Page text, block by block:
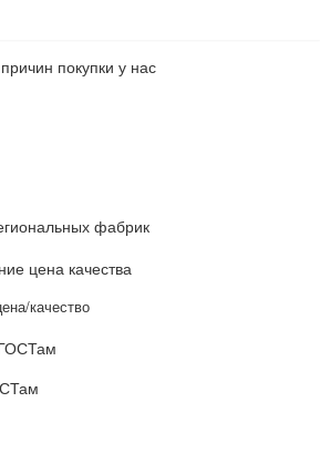
покупки у нас
фабрик
качество